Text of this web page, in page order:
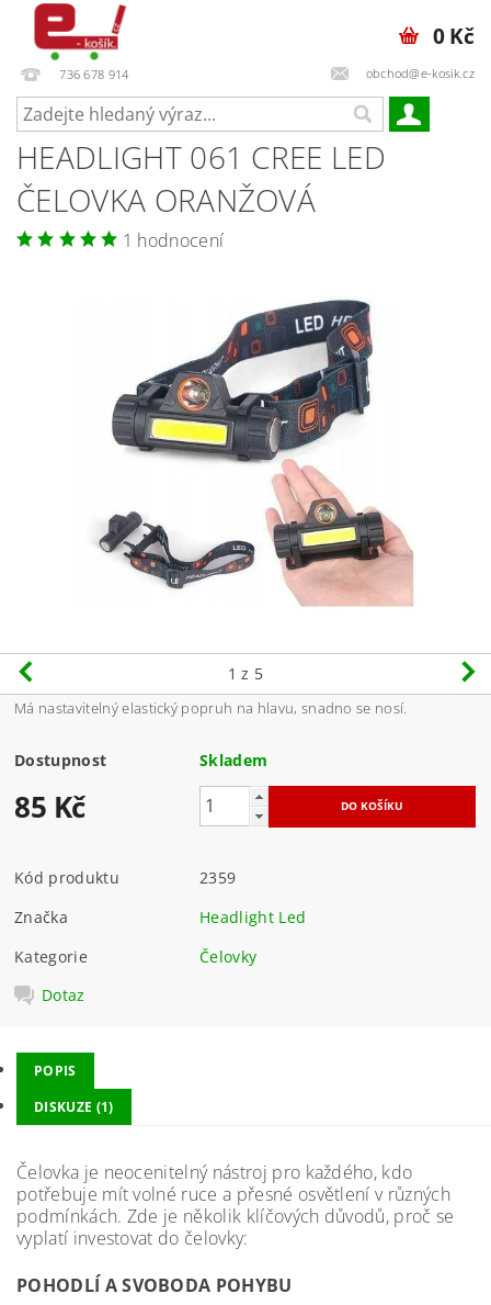
736 678 914 obchod@e-kosik.cz
0 Kč
HEADLIGHT 061 CREE LED
ČELOVKA ORANŽOVÁ
1 hodnocení
1 z 5
Má nastavitelný elastický popruh na hlavu, snadno se nosí.
Dostupnost Skladem
85 Kč
Kód produktu
2359
Značka
Headlight Led
Kategorie
Čelovky
Dotaz
POPIS
DISKUZE (1)
Čelovka je neocenitelný nástroj pro každého, kdo
potřebuje mít volné ruce a přesné osvětlení v různých
podmínkách. Zde je několik klíčových důvodů, proč se
vyplatí investovat do čelovky:
POHODLÍ A SVOBODA POHYBU